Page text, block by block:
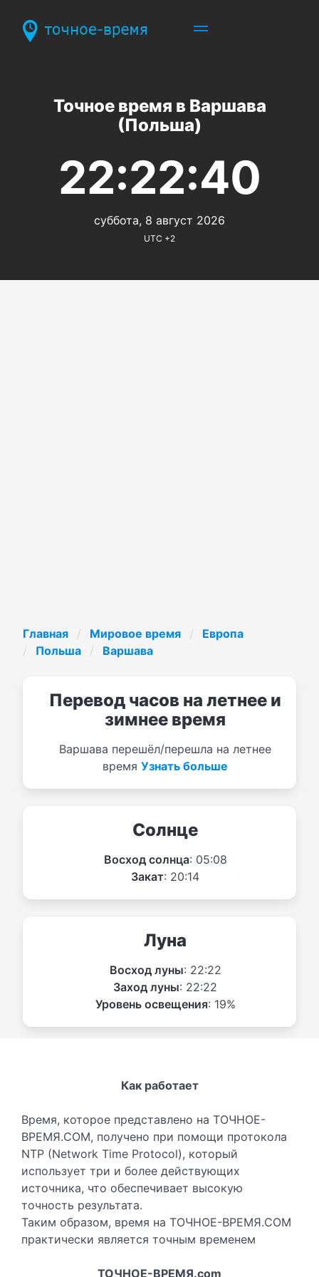
Точное время в Варшава
(Польша)
22:22:40
суббота, 8 август 2026
UTC +2
Главная Мировое время
Европа
Польша
Варшава
Перевод часов на летнее и
зимнее время
Варшава перешёл/перешла на летнее
время Узнать больше
Солнце
Восход солнца: 05:08
Закат: 20:14
Луна
Восход луны: 22:22
Заход луны: 22:22
Уровень освещения: 19%
Как работает
Время, которое представлено на ТОЧНОЕ-
ВРЕМЯ.COM, получено при помощи протокола
NTP (Network Time Protocol), который
использует три и более действующих
источника, что обеспечивает высокую
точность результата.
Таким образом, время на ТОЧНОЕ-ВРЕМЯ.COM
практически является точным временем
ТОЧНОЕ-ВРЕМЯ.com